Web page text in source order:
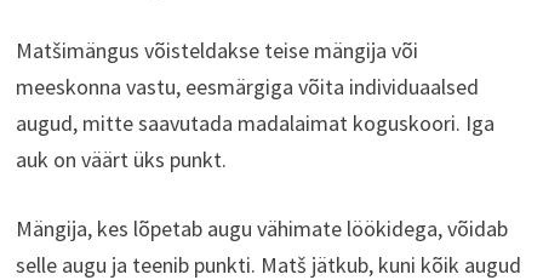
Matšimängus võisteldakse teise mängija või
meeskonna vastu, eesmärgiga võita individuaalsed
augud, mitte saavutada madalaimat koguskoori. Iga
auk on väärt üks punkt.
Mängija, kes lõpetab augu vähimate löökidega, võidab
selle augu ja teenib punkti. Matš jätkub, kuni kõik augud